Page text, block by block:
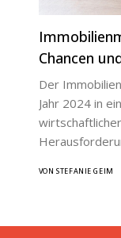
Chancen
Der
Jahr 2024 in
VON STEFANIE GEIM